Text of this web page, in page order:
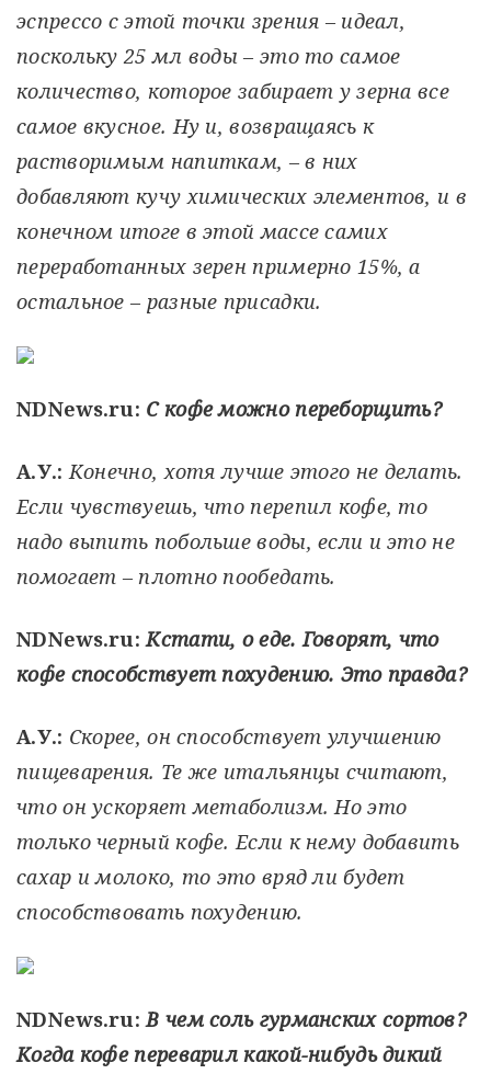
эспрессо с этой точки зрения – идеал,
поскольку 25 мл воды – это то самое
количество, которое забирает у зерна все
самое вкусное. Ну и, возвращаясь к
растворимым напиткам, – в них
добавляют кучу химических элементов, и в
конечном итоге в этой массе самих
переработанных зерен примерно 15%, а
остальное – разные присадки.
NDNews.ru: С кофе можно переборщить?
А.У.: Конечно, хотя лучше этого не делать.
Если чувствуешь, что перепил кофе, то
надо выпить побольше воды, если и это не
помогает – плотно пообедать.
NDNews.ru: Кстати, о еде. Говорят, что
кофе способствует похудению. Это правда?
А.У.: Скорее, он способствует улучшению
пищеварения. Те же итальянцы считают,
что он ускоряет метаболизм. Но это
только черный кофе. Если к нему добавить
сахар и молоко, то это вряд ли будет
способствовать похудению.
NDNews.ru: В чем соль гурманских сортов?
Когда кофе переварил какой-нибудь дикий